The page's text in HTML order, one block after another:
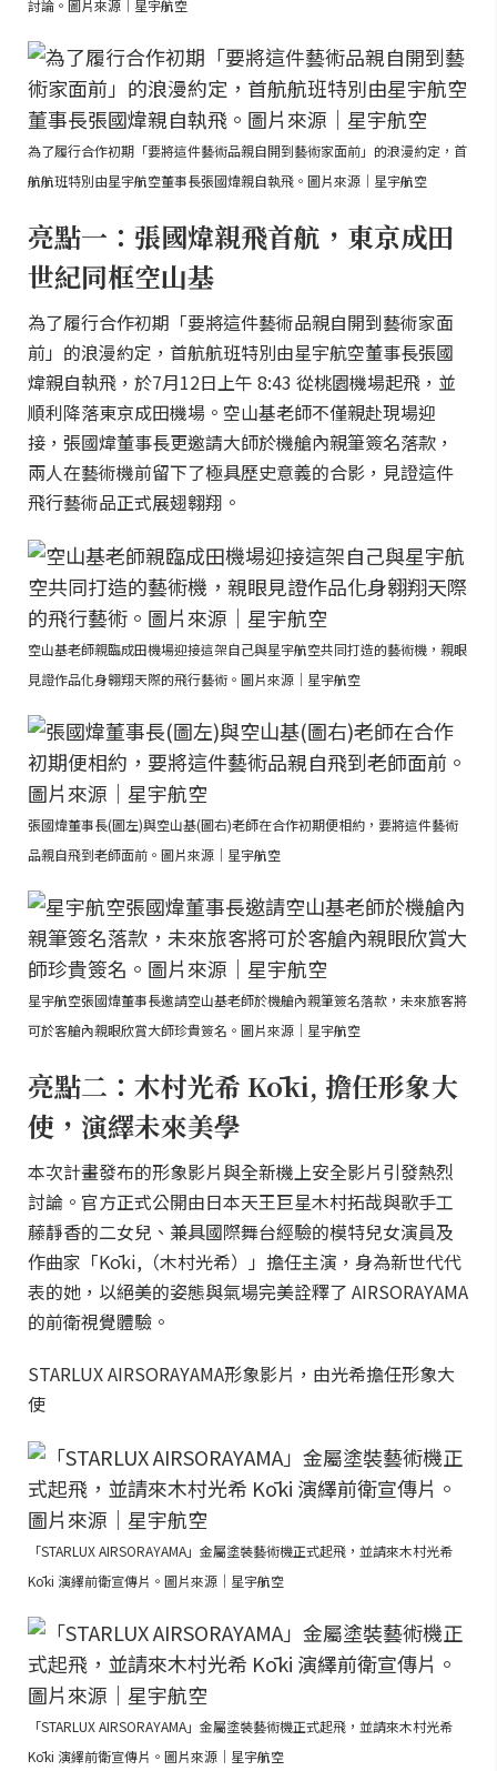
討論。圖片來源｜星宇航空
為了履行合作初期「要將這件藝術品親自開到藝術家面前」的浪漫約定，首
航航班特別由星宇航空董事長張國煒親自執飛。圖片來源｜星宇航空
亮點一：張國煒親飛首航，東京成田
世紀同框空山基
為了履行合作初期「要將這件藝術品親自開到藝術家面
前」的浪漫約定，首航航班特別由星宇航空董事長張國
煒親自執飛，於7月12日上午 8:43 從桃園機場起飛，並
順利降落東京成田機場。空山基老師不僅親赴現場迎
接，張國煒董事長更邀請大師於機艙內親筆簽名落款，
兩人在藝術機前留下了極具歷史意義的合影，見證這件
飛行藝術品正式展翅翱翔。
空山基老師親臨成田機場迎接這架自己與星宇航空共同打造的藝術機，親眼
見證作品化身翱翔天際的飛行藝術。圖片來源｜星宇航空
張國煒董事長(圖左)與空山基(圖右)老師在合作初期便相約，要將這件藝術
品親自飛到老師面前。圖片來源｜星宇航空
星宇航空張國煒董事長邀請空山基老師於機艙內親筆簽名落款，未來旅客將
可於客艙內親眼欣賞大師珍貴簽名。圖片來源｜星宇航空
亮點二：木村光希 Kōki, 擔任形象大
使，演繹未來美學
本次計畫發布的形象影片與全新機上安全影片引發熱烈
討論。官方正式公開由日本天王巨星木村拓哉與歌手工
藤靜香的二女兒、兼具國際舞台經驗的模特兒女演員及
作曲家「Kōki,（木村光希）」擔任主演，身為新世代代
表的她，以絕美的姿態與氣場完美詮釋了 AIRSORAYAMA
的前衛視覺體驗。
STARLUX AIRSORAYAMA形象影片，由光希擔任形象大
使
「STARLUX AIRSORAYAMA」金屬塗裝藝術機正式起飛，並請來木村光希
Kōki 演繹前衛宣傳片。圖片來源｜星宇航空
「STARLUX AIRSORAYAMA」金屬塗裝藝術機正式起飛，並請來木村光希
Kōki 演繹前衛宣傳片。圖片來源｜星宇航空